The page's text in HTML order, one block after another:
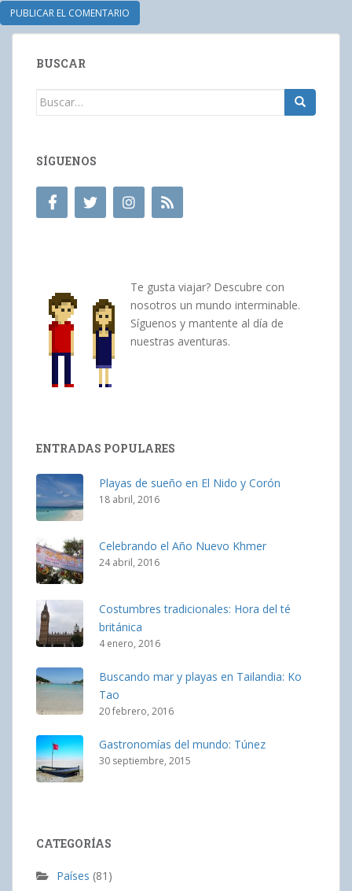
BUSCAR
Buscar:
SÍGUENOS
Te gusta viajar? Descubre con
nosotros un mundo interminable.
Síguenos y mantente al día de
nuestras aventuras.
ENTRADAS POPULARES
Playas de sueño en El Nido y Corón
18 abril, 2016
Celebrando el Año Nuevo Khmer
24 abril, 2016
Costumbres tradicionales: Hora del té
británica
4 enero, 2016
Buscando mar y playas en Tailandia: Ko
Tao
20 febrero, 2016
Gastronomías del mundo: Túnez
30 septiembre, 2015
CATEGORÍAS
Países (81)